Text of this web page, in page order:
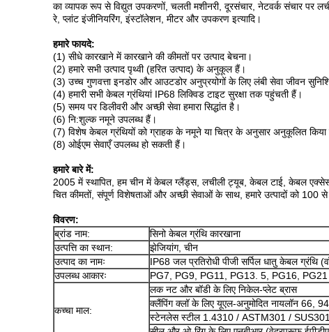
का व्यापक रूप से विद्युत उपकरणों, चलती मशीनरी, दूरसंचार, नेटवर्क संचार पर
रे, प्लांट इंजीनियरिंग, इंस्टॉलेशन, मीटर और उपकरण इत्यादि।
हमारे फायदे:
(1) सीधे कारखाने में कारखाने की कीमतों पर उत्पाद बेचना।
(2) हमारे सभी उत्पाद पृथ्वी (हरित उत्पाद) के अनुकूल हैं।
(3) उच्च गुणवत्ता इनडोर और आउटडोर अनुप्रयोगों के लिए लंबी सेवा जीवन
(4) हमारी सभी केबल ग्रंथियां IP68 लिक्विड टाइट सुरक्षा तक पहुंचती हैं।
(5) समय पर डिलीवरी और अच्छी सेवा हमारा सिद्धांत है।
(6) नि:शुल्क नमूने उपलब्ध हैं।
(7) विशेष केबल ग्रंथियों को ग्राहक के नमूने या चित्र के अनुसार अनुकूलित
(8) ओईएम सेवाएँ उपलब्ध हो सकती हैं।
हमारे बारे में:
2005 में स्थापित, हम चीन में केबल ग्लैंड्स, लचीली ट्यूब, केबल टाई, केबल
चित कीमतों, संपूर्ण विशेषताओं और अच्छी सेवाओं के साथ, हमारे उत्पादों को 100 से
विवरण:
ब्रांड नाम:
सिनो केबल ग्रंथि कारखाना
उत्पत्ति का स्थान:
झेजियांग, चीन
उत्पाद का नामः
IP68 जल प्रतिरोधी पीजी सर्पिल धातु केबल
उपलब्ध आकारः
PG7, PG9, PG11, PG13. 5, PG16, PG21
कच्चा माल:
लक नट और बॉडी के लिए निकेल-प्लेट ब्रास
क्लैंपिंग क्लॉ के लिए यूएल-अनुमोदित नायलॉन 66,
स्टेनलेस स्टील 1.4310 / ASTM301 / SUS301